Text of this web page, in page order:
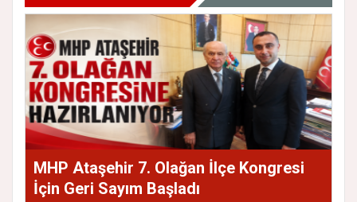
MHP Ataşehir 7. Olağan İlçe Kongresi
İçin Geri Sayım Başladı